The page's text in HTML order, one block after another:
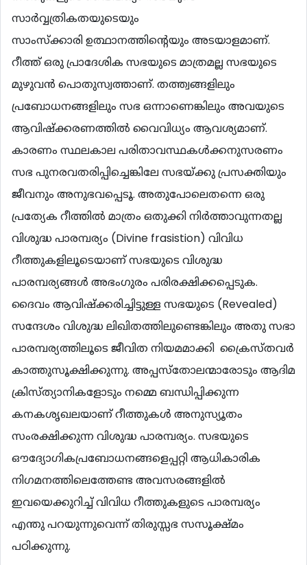
സാര്‍വ്വത്രികതയുടെയും
സാംസ്ക്കാരി ഉത്ഥാനത്തിന്റെയും അടയാളമാണ്.
റീത്ത് ഒരു പ്രാദേശിക സഭയുടെ മാത്രമല്ല സഭയുടെ
മുഴുവന്‍ പൊതുസ്വത്താണ്. തത്ത്വങ്ങളിലും
പ്രബോധനങ്ങളിലും സഭ ഒന്നാണെങ്കിലും അവയുടെ
ആവിഷ്ക്കരണത്തില്‍ വൈവിധ്യം ആവശ്യമാണ്.
കാരണം സ്ഥലകാല പരിതാവസ്ഥകള്‍ക്കനുസരണം
സഭ പുനരവതരിപ്പിച്ചെങ്കിലേ സഭയ്ക്കു പ്രസക്തിയും
ജീവനും അനുഭവപ്പെടൂ. അതുപോലെതന്നെ ഒരു
പ്രത്യേക റീത്തില്‍ മാത്രം ഒതുക്കി നിര്‍ത്താവുന്നതല്ല
വിശുദ്ധ പാരമ്പര്യം (Divine frasistion) വിവിധ
റീത്തുകളിലൂടെയാണ് സഭയുടെ വിശുദ്ധ
പാരമ്പര്യങ്ങള്‍ അഭംഗുരം പരിരക്ഷിക്കപ്പെടുക.
ദൈവം ആവിഷ്ക്കരിച്ചിട്ടുള്ള സഭയുടെ (Revealed)
സന്ദേശം വിശുദ്ധ ലിഖിതത്തിലുണ്ടെങ്കിലും അതു സഭാ
പാരമ്പര്യത്തിലൂടെ ജീവിത നിയമമാക്കി ക്രൈസ്തവര്‍
കാത്തുസൂക്ഷിക്കുന്നു. അപ്പസ്തോലന്മാരോടും ആദിമ
ക്രിസ്ത്യാനികളോടും നമ്മെ ബന്ധിപ്പിക്കുന്ന
കനകശൃഖലയാണ് റീത്തുകള്‍ അനുസ്യൂതം
സംരക്ഷിക്കുന്ന വിശുദ്ധ പാരമ്പര്യം. സഭയുടെ
ഔദ്യോഗികപ്രബോധനങ്ങളെപ്പറ്റി ആധികാരിക
നിഗമനത്തിലെത്തേണ്ട അവസരങ്ങളില്‍
ഇവയെക്കുറിച്ച് വിവിധ റീത്തുകളുടെ പാരമ്പര്യം
എന്തു പറയുന്നുവെന്ന് തിരുസ്സഭ സസൂക്ഷ്മം
പഠിക്കുന്നു.